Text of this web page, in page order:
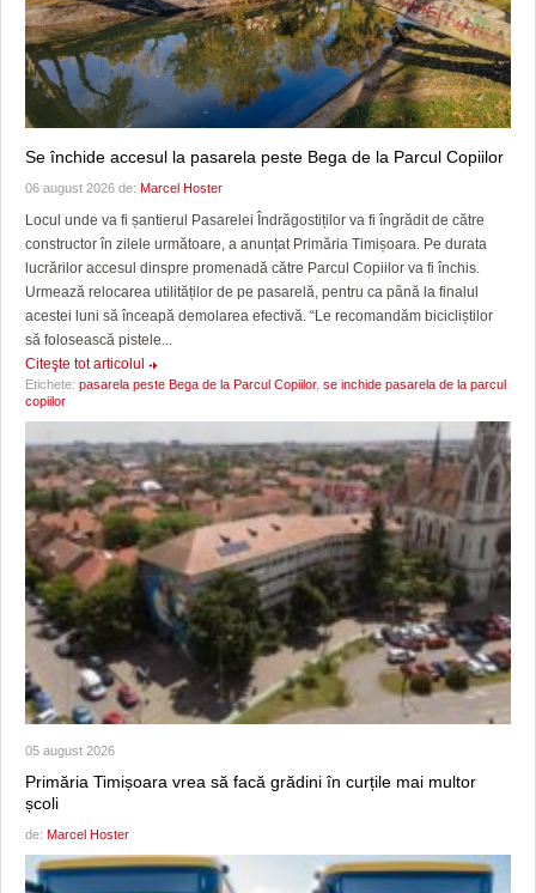
Se închide accesul la pasarela peste Bega de la Parcul Copiilor
06 august 2026 de: Marcel Hoster
Locul unde va fi șantierul Pasarelei Îndrăgostiților va fi îngrădit de către
constructor în zilele următoare, a anunțat Primăria Timișoara. Pe durata
lucrărilor accesul dinspre promenadă către Parcul Copiilor va fi închis.
Urmează relocarea utilităților de pe pasarelă, pentru ca până la finalul
acestei luni să înceapă demolarea efectivă. “Le recomandăm bicicliștilor
să folosească pistele...
Citeşte tot articolul
Etichete: pasarela peste Bega de la Parcul Copiilor, se inchide pasarela de la parcul
copiilor
05 august 2026
Primăria Timișoara vrea să facă grădini în curțile mai multor
școli
de: Marcel Hoster